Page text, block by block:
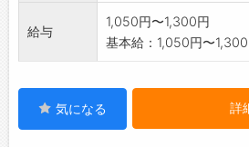
給与
1,050円〜1,300円
基本給：1,050円〜
気になる 詳